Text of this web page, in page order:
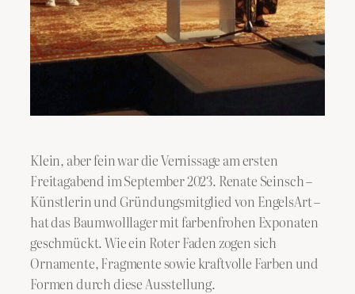
Klein, aber fein war die Vernissage am ersten
Freitagabend im September 2023. Renate Seinsch –
Künstlerin und Gründungsmitglied von EngelsArt –
hat das Baumwolllager mit farbenfrohen Exponaten
geschmückt. Wie ein Roter Faden zogen sich
Ornamente, Fragmente sowie kraftvolle Farben und
Formen durch diese Ausstellung.